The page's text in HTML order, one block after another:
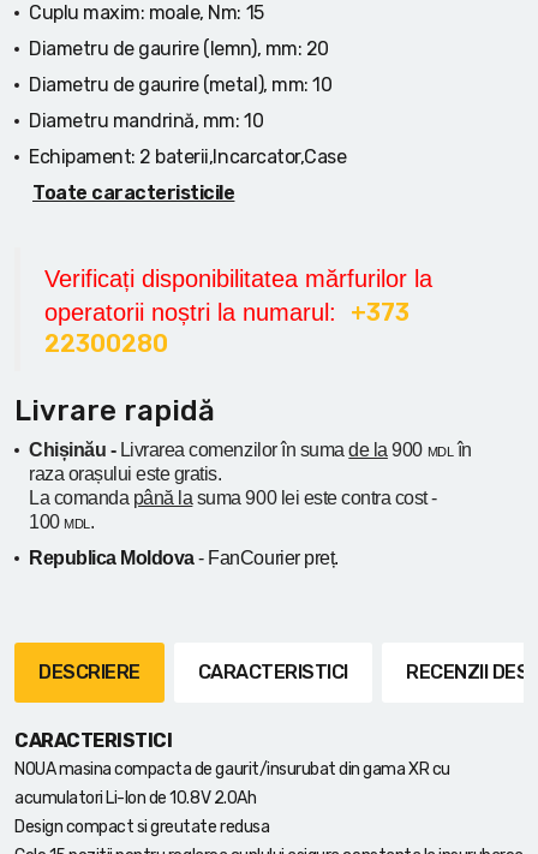
Cuplu maxim: moale, Nm: 15
Diametru de gaurire (lemn), mm: 20
Diametru de gaurire (metal), mm: 10
Diametru mandrină, mm: 10
Echipament: 2 baterii,Incarcator,Case
Toate caracteristicile
Verificați disponibilitatea mărfurilor la
operatorii noștri la numarul: +373
22300280
Livrare rapidă
Chișinău - Livrarea comenzilor în sumade la 900 MDL în
raza orașului este gratis.
La comanda până la suma 900 lei este contra cost -
100 MDL .
Republica Moldova- FanCourier preț.
DESCRIERE CARACTERISTICI RECENZII
CARACTERISTICI
NOUA masina compacta de gaurit/insurubat din gama XR cu
acumulatori Li-Ion de 10.8V 2.0Ah
Design compact si greutate redusa